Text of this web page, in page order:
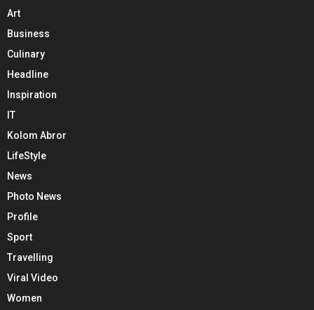
Art
Business
Culinary
Headline
Inspiration
IT
Kolom Abror
LifeStyle
News
Photo News
Profile
Sport
Travelling
Viral Video
Women